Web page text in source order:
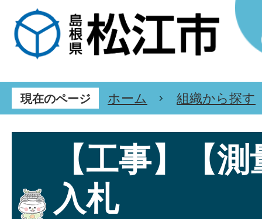
現在のページ ホーム 組織から探す
【工事】【
入札